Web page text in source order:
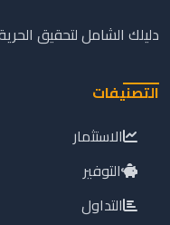
دليلك الشامل لتحقيق
التصنيفات
الاستثمار
التوفير
التداول